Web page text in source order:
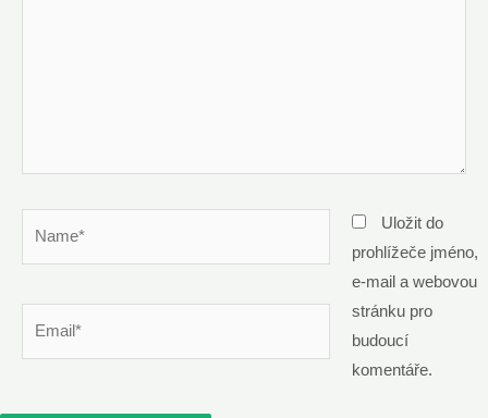
Uložit do
prohlížeče jméno,
e-mail a webovou
stránku pro
budoucí
komentáře.